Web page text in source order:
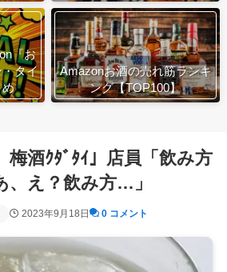
『お
タイ
め
Amazonお酒の売れ筋ランキ
ング【TOP100】
酒ｸﾀﾞﾀｲ」店員「飲み方
、え？飲み方…」
2023年9月18日 0 コメント